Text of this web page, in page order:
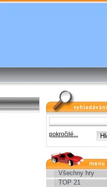
vyhledávání
pokročilé...
menu
Všechny hry
TOP 21